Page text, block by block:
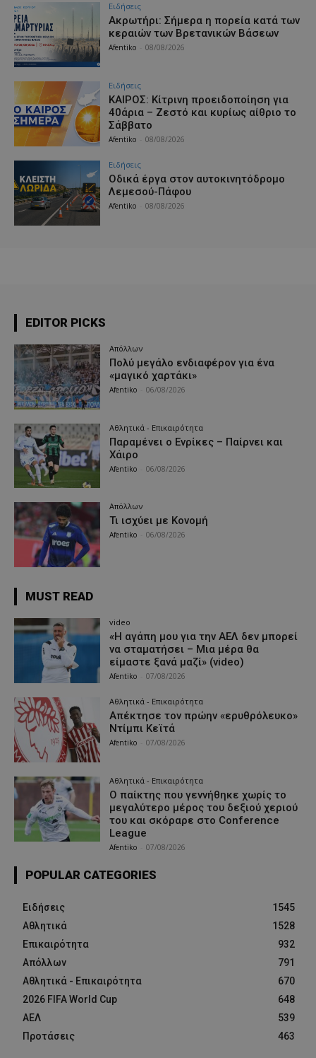
Ειδήσεις
Ακρωτήρι: Σήμερα η πορεία κατά των
κεραιών των Βρετανικών Βάσεων
Afentiko 08/08/2026
Ειδήσεις
ΚΑΙΡΟΣ: Κίτρινη προειδοποίηση για
40άρια – Ζεστό και κυρίως αίθριο το
Σάββατο
Afentiko 08/08/2026
Ειδήσεις
Οδικά έργα στον αυτοκινητόδρομο
Λεμεσού-Πάφου
Afentiko 08/08/2026
EDITOR PICKS
Απόλλων
Πολύ μεγάλο ενδιαφέρον για ένα
«μαγικό χαρτάκι»
Afentiko 06/08/2026
Αθλητικά - Επικαιρότητα
Παραμένει ο Ενρίκες – Παίρνει και
Χάιρο
Afentiko 06/08/2026
Απόλλων
Τι ισχύει με Κονομή
Afentiko 06/08/2026
MUST READ
video
«Η αγάπη μου για την ΑΕΛ δεν μπορεί
να σταματήσει – Μια μέρα θα
είμαστε ξανά μαζί» (video)
Afentiko 07/08/2026
Αθλητικά - Επικαιρότητα
Απέκτησε τον πρώην «ερυθρόλευκο»
Ντίμπι Κεϊτά
Afentiko 07/08/2026
Αθλητικά - Επικαιρότητα
Ο παίκτης που γεννήθηκε χωρίς το
μεγαλύτερο μέρος του δεξιού χεριού
του και σκόραρε στο Conference
League
Afentiko 07/08/2026
POPULAR CATEGORIES
Ειδήσεις
1545
Αθλητικά
1528
Επικαιρότητα
932
Απόλλων
791
Αθλητικά - Επικαιρότητα
670
2026 FIFA World Cup
648
ΑΕΛ
539
Προτάσεις
463